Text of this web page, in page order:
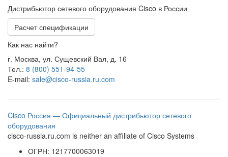
Дистрибьютор сетевого оборудования Cisco в России
Расчет спецификации
Как нас найти?
г. Москва, ул. Сущевский Вал, д. 16
Тел.: 8 (800) 551-94-55
E-mail: sale@cisco-russia.ru.com
Cisco Россия — Официальный дистрибьютор сетевого
оборудования
cisco-russia.ru.com is neither an affiliate of Cisco Systems
ОГРН: 1217700063019